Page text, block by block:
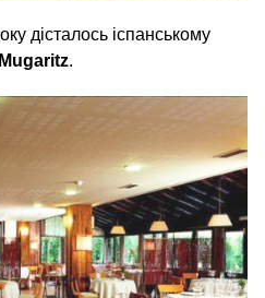
дісталось іспанському
Mugaritz.